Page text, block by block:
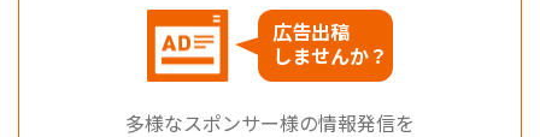
広告出稿
しませんか？
多様なスポンサー様の情報発信を